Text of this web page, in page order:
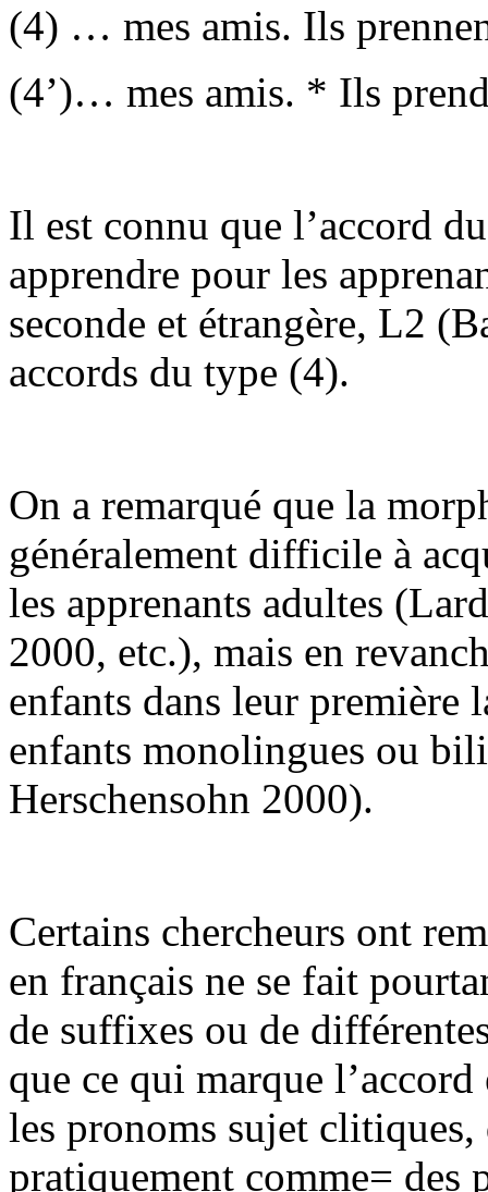
(4) … mes amis. Ils
(4’)… mes amis. * Ils
Il est connu que l’accord
apprendre pour les
seconde et étrangère, L2
accords du type (4).
On a remarqué que la
généralement difficile à
les apprenants adultes
2000, etc.), mais en
enfants dans leur première
enfants monolingues ou
Herschensohn 2000).
Certains chercheurs ont
en français ne se fait
de suffixes ou de
que ce qui marque
les pronoms sujet
pratiquement comme=